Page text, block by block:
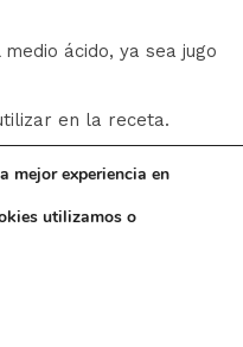
ácido, ya sea jugo
en la receta.
ni leche
sido sometida a
cuajar, mientras
de grasa
mejor experiencia en
utilizamos o